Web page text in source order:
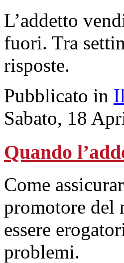
L’addetto
fuori. Tra
risposte.
Pubblicato in
Sabato, 18
Quando
Come
promotore del
essere
problemi.